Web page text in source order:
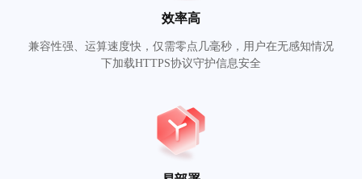
效率高
兼容性强、运算速度快，仅需零点几毫秒，用户在无感知情况
下加载HTTPS协议守护信息安全